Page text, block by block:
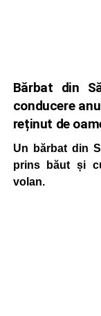
Bărbat din
conducere
reținut de
Un bărbat din
prins băut și
volan.